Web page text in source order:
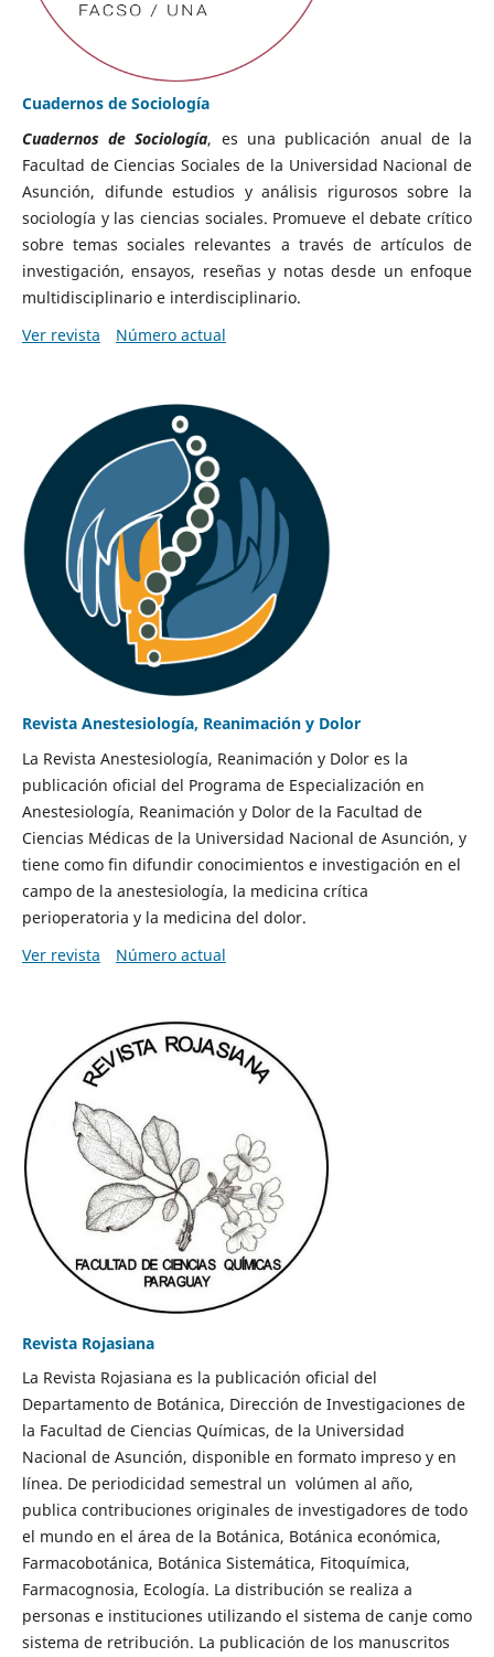
Cuadernos de Sociología
Cuadernos de Sociología, es una publicación anual de la
Facultad de Ciencias Sociales de la Universidad Nacional de
Asunción, difunde estudios y análisis rigurosos sobre la
sociología y las ciencias sociales. Promueve el debate crítico
sobre temas sociales relevantes a través de artículos de
investigación, ensayos, reseñas y notas desde un enfoque
multidisciplinario e interdisciplinario.
Ver revista
Número actual
Revista Anestesiología, Reanimación y Dolor
La Revista Anestesiología, Reanimación y Dolor es la
publicación oficial del Programa de Especialización en
Anestesiología, Reanimación y Dolor de la Facultad de
Ciencias Médicas de la Universidad Nacional de Asunción, y
tiene como fin difundir conocimientos e investigación en el
campo de la anestesiología, la medicina crítica
perioperatoria y la medicina del dolor.
Ver revista
Número actual
Revista Rojasiana
La Revista Rojasiana es la publicación oficial del
Departamento de Botánica, Dirección de Investigaciones de
la Facultad de Ciencias Químicas, de la Universidad
Nacional de Asunción, disponible en formato impreso y en
línea. De periodicidad semestral un volúmen al año,
publica contribuciones originales de investigadores de todo
el mundo en el área de la Botánica, Botánica económica,
Farmacobotánica, Botánica Sistemática, Fitoquímica,
Farmacognosia, Ecología. La distribución se realiza a
personas e instituciones utilizando el sistema de canje como
sistema de retribución. La publicación de los manuscritos